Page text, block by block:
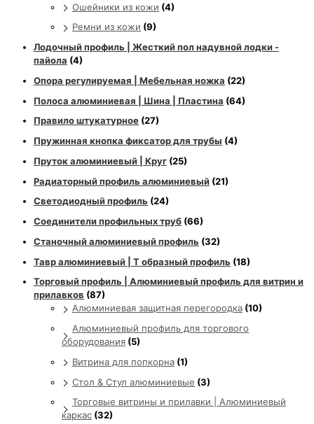
Ошейники из кожи (4)
Ремни из кожи (9)
Лодочный профиль | Жесткий пол надувной лодки -
пайола (4)
Опора регулируемая | Мебельная ножка (22)
Полоса алюминиевая | Шина | Пластина (64)
Правило штукатурное (27)
Пружинная кнопка фиксатор для трубы (4)
Пруток алюминиевый | Круг (25)
Радиаторный профиль алюминиевый (21)
Светодиодный профиль (24)
Соединители профильных труб (66)
Станочный алюминиевый профиль (32)
Тавр алюминиевый | Т образный профиль (18)
Торговый профиль | Алюминиевый профиль для витрин и
прилавков (87)
Алюминиевая защитная перегородка (10)
Алюминиевый профиль для торгового
оборудования (5)
Витрина для попкорна (1)
Стол & Стул алюминиевые (3)
Торговые витрины и прилавки | Алюминиевый
каркас (32)